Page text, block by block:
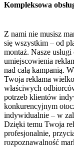
Kompleksowa
Z nami nie musisz
się wszystkim – od
montaż. Nasze
umiejscowienia
nad całą kampanią.
Twoja reklama
właściwych
potrzeb klientów
konkurencyjnym
indywidualnie – w
Dzięki temu Twoja
profesjonalnie,
rozpoznawalność